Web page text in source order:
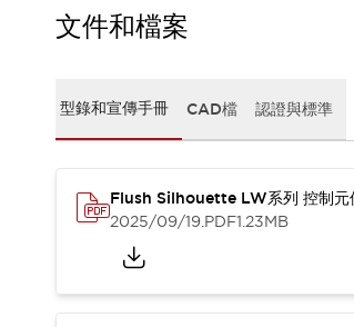
型錄和宣傳手冊
軟體下載
邏輯模擬器
產品資安通知
文件和檔案
型錄和宣傳手冊 CAD檔 認證與標準
Flush Silhouette LW系列 控制元
2025/09/19.PDF1.23MB